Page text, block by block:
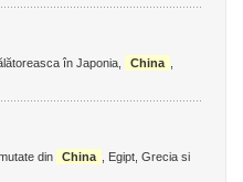
în Japonia, China
din China
, Egipt, Grecia si